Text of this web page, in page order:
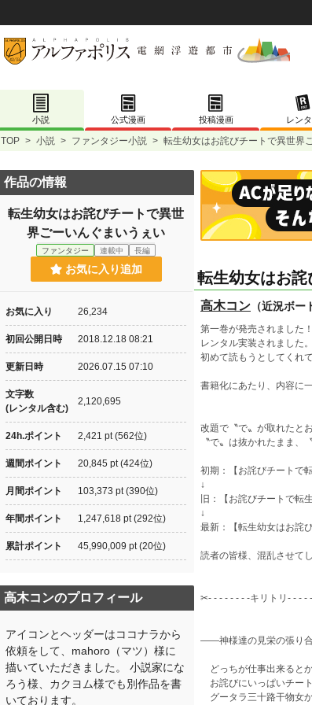
小説 公式漫画 投稿漫画 レン
TOP > 小説 > ファンタジー小説 > 転生幼女はお詫びチートで異世界
転生幼女はお
高木コン （近況ボー
第一巻が発売されました！
レンタル実装されました。
初めて読もうとしてくれ
書籍化にあたり、内容に
改題で〝で〟が取れたと
〝で〟は抜かれたまま、
初期：【お詫びチートで
↓
旧：【お詫びチートで転
↓
最新：【転生幼女はお詫
読者の皆様、混乱させて
✂︎- - - - - - - -キリトリ- - - -
――神様達の見栄の張り
どっちが仕事出来ると
お詫びにいっぱいチー
グータラ三十路干物女か
作品の情報
転生幼女はお詫びチートで異世
界ごーいんぐまいうぇい
ファンタジー 連載中 長編
お気に入り追加
お気に入り 26,234
初回公開日時 2018.12.18 08:21
更新日時 2026.07.15 07:10
文字数
(レンタル含む)
2,120,695
24h.ポイント 2,421 pt (562位)
週間ポイント 20,845 pt (424位)
月間ポイント 103,373 pt (390位)
年間ポイント 1,247,618 pt (292位)
累計ポイント 45,990,009 pt (20位)
高木コンのプロフィール
アイコンとヘッダーはココナラから
依頼をして、mahoro（マツ）様に
描いていただきました。 小説家にな
ろう様、カクヨム様でも別作品を書
いております。